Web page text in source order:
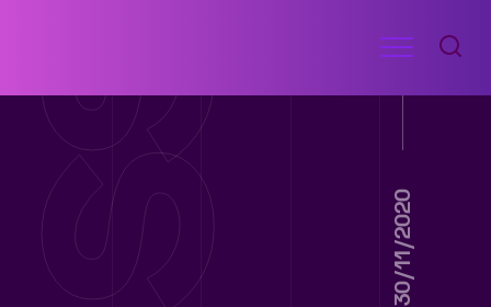
conteúdo
RECEITAS
ACADEMIA
Menu
30/11/2020